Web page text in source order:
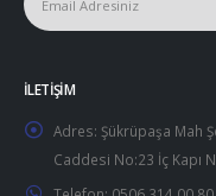
İLETIŞIM
Adres: Şükrüpaşa Mah
Caddesi No:23 İç Kapı